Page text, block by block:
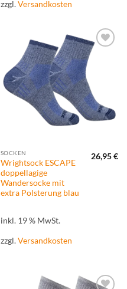
zzgl.Versandkosten
Zur
Wunschliste
hinzufügen
SOCKEN
Wrightsock ESCAPE
doppellagige
Wandersocke mit
extra Polsterung blau
26,95€
inkl. 19 % MwSt.
zzgl.Versandkosten